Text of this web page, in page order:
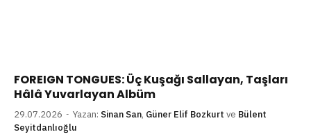
FOREIGN TONGUES: Üç Kuşağı Sallayan, Taşları
Hâlâ Yuvarlayan Albüm
29.07.2026 Yazan: Sinan San, Güner Elif Bozkurt ve Bülent
Seyitdanlıoğlu